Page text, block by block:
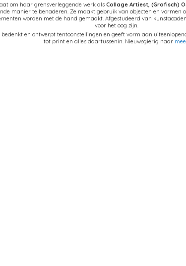
om haar grensverleggende werk als Collage Artiest, (Grafisch)
manier te benaderen. Ze maakt gebruik van objecten en
worden met de hand gemaakt. Afgestudeerd van
voor het oog zijn.
en ontwerpt tentoonstellingen en geeft vorm aan
tot print en alles daartussenin. Nieuwsgierig naar